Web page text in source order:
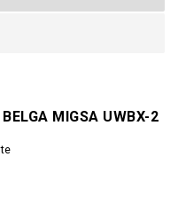
MIGSA UWBX-2